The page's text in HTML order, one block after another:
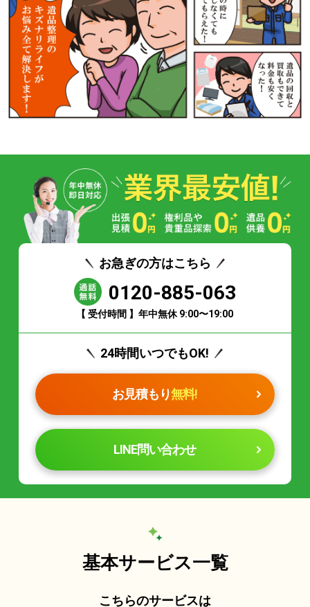
お急ぎの方はこちら
0120-885-063
【 受付時間 】年中無休 9:00〜19:00
24時間いつでもOK!
お見積もり無料!
LINE問い合わせ
基本サービス一覧
こちらのサービスは